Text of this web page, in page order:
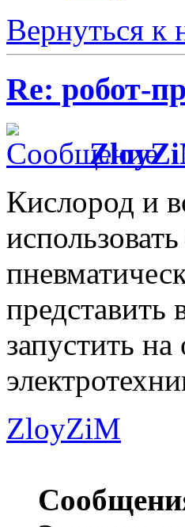
Вернуться к
Re: робот-
Кислород и
представить
запустить
ZloyZiM